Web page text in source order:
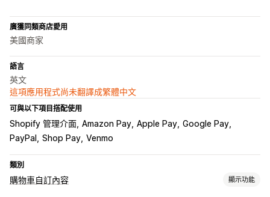
廣獲同類商店愛用
美國商家
語言
英文
這項應用程式尚未翻譯成繁體中文
可與以下項目搭配使用
Shopify 管理介面 Amazon Pay Apple Pay Google Pay
PayPal
Shop Pay Venmo
類別
購物車自訂內容 顯示功能